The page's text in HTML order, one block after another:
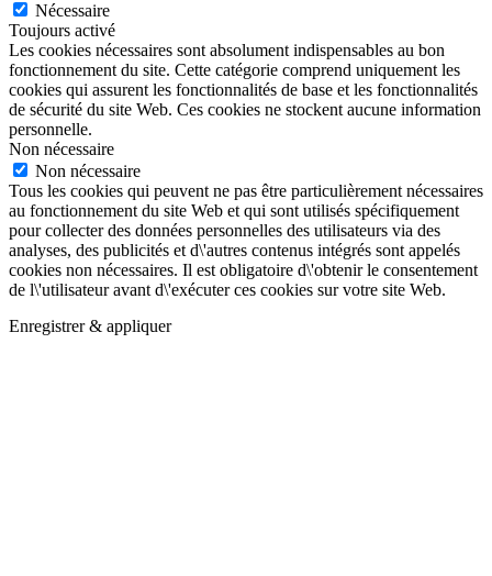
Nécessaire
Toujours activé
Les cookies nécessaires sont absolument indispensables au bon
fonctionnement du site. Cette catégorie comprend uniquement les
cookies qui assurent les fonctionnalités de base et les fonctionnalités
de sécurité du site Web. Ces cookies ne stockent aucune information
personnelle.
Non nécessaire
Non nécessaire
Tous les cookies qui peuvent ne pas être particulièrement nécessaires
au fonctionnement du site Web et qui sont utilisés spécifiquement
pour collecter des données personnelles des utilisateurs via des
analyses, des publicités et d\'autres contenus intégrés sont appelés
cookies non nécessaires. Il est obligatoire d\'obtenir le consentement
de l\'utilisateur avant d\'exécuter ces cookies sur votre site Web.
Enregistrer & appliquer